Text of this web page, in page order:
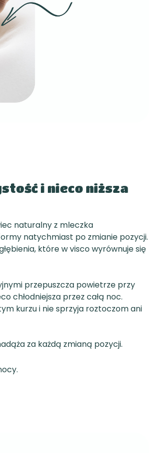
i nieco niższa
naturalny z mleczka
natychmiast po zmianie pozycji.
które w visco wyrównuje się
przepuszcza powietrze przy
chłodniejsza przez całą noc.
kurzu i nie sprzyja roztoczom ani
za każdą zmianą pozycji.